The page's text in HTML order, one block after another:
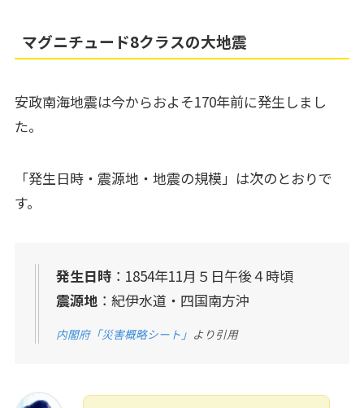
マグニチュード8クラスの大地震
安政南海地震は今からおよそ170年前に発生しまし
た。
「発生日時・震源地・地震の規模」は次のとおりで
す。
発生日時：1854年11月５日午後４時頃
震源地：紀伊水道・四国南方沖
内閣府「災害概略シート」 より引用